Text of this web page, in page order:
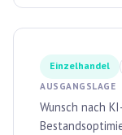
Einzelhandel
AUSGANGSLAGE
Wunsch nach